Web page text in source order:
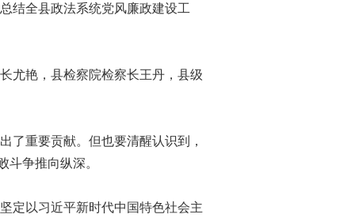
结全县政法系统党风廉政建设工
艳，县检察院检察长王丹，县级
重要贡献。但也要清醒认识到，
斗争推向纵深。
以习近平新时代中国特色社会主